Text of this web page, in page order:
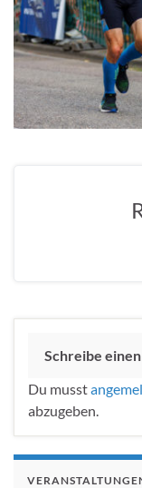
Schreibe
Du musst
abzugeben.